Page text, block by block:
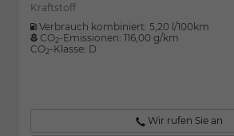
Kraftstoff
Verbrauch kombiniert: 5,20 l/100km
CO2-Emissionen: 116,00 g/km
CO2-Klasse: D
Wir rufen Sie an